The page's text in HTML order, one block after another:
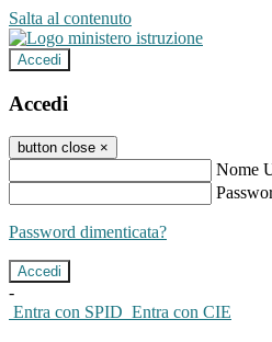
Salta al contenuto
Accedi
Accedi
button close ×
Nome
Password dimenticata?
-
Entra con SPID Entra con CIE